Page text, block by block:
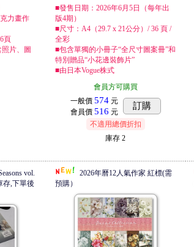
力畫作
頁
片、圖
■發售日期：2026年6月5日（每年出
版4期）
■尺寸：A4（29.7 x 21公分）/ 36 頁 /
全彩
■包含單獨的小冊子“全尺寸圖案冊”和
特別贈品“小花邊裝飾片”
■由日本Vogue株式
會員方可購買
一般價 574元
會員價 516 元
訂購
不適用總價折扣
庫存 2
vol.
存,下單後
2026年曆12人氣作家 紅標(需
預購）